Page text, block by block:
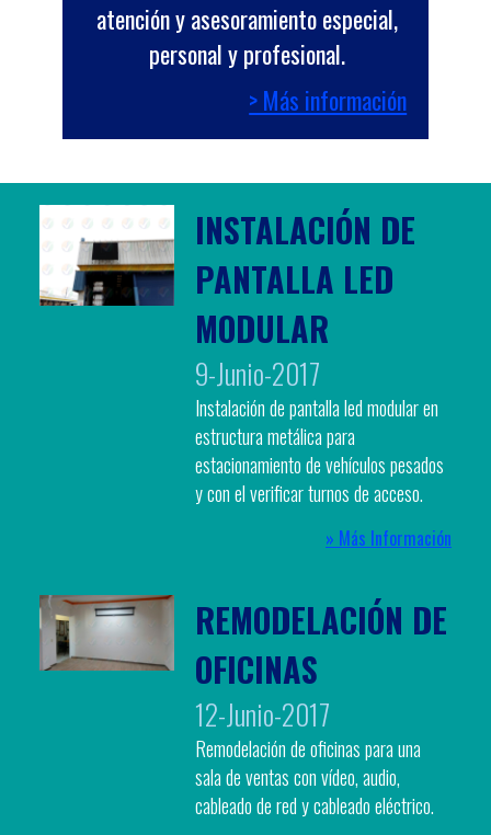
atención y asesoramiento especial,
personal y profesional.
> Más información
INSTALACIÓN DE
PANTALLA LED
MODULAR
9-Junio-2017
Instalación de pantalla led modular en
estructura metálica para
estacionamiento de vehículos pesados
y con el verificar turnos de acceso.
» Más Información
REMODELACIÓN DE
OFICINAS
12-Junio-2017
Remodelación de oficinas para una
sala de ventas con vídeo, audio,
cableado de red y cableado eléctrico.